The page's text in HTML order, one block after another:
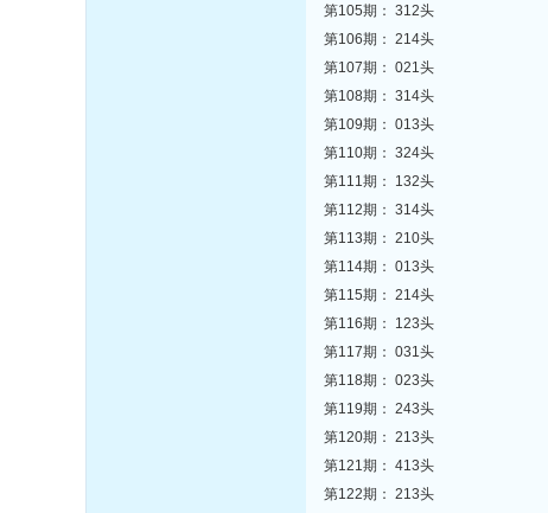
第105期： 312头
第106期： 214头
第107期： 021头
第108期： 314头
第109期： 013头
第110期： 324头
第111期： 132头
第112期： 314头
第113期： 210头
第114期： 013头
第115期： 214头
第116期： 123头
第117期： 031头
第118期： 023头
第119期： 243头
第120期： 213头
第121期： 413头
第122期： 213头